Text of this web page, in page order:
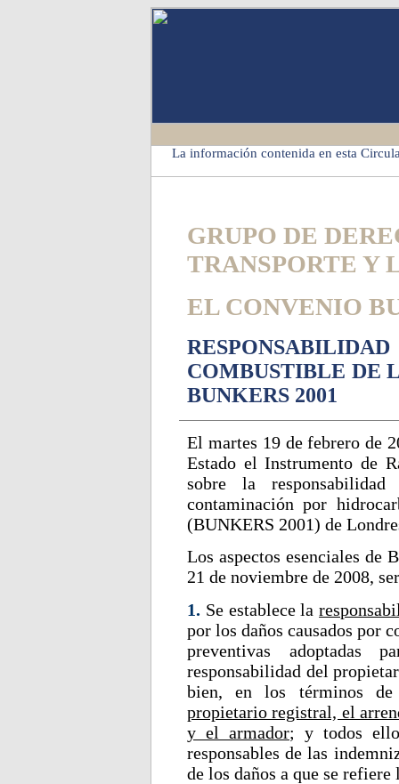
La información contenida en esta
GRUPO DE
TRANSPORTE Y
EL CONVENIO
COMBUSTIBLE DE
BUNKERS 2001
El martes 19 de febrero de
Estado el Instrumento de
sobre la
contaminación por
(BUNKERS 2001) de
Los aspectos esenciales de
21 de noviembre de 2008,
1. Se establece la
por los daños causados por
preventivas adoptadas
responsabilidad del
bien, en los términos
propietario registral, el
y el armador; y todos
responsables de las
de los daños a que se refiere